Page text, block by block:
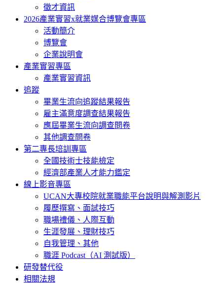
徵才資訊
2026產業實習x就業媒合博覽會專區
活動簡介
博覽會
企業說明會
產業實習專區
產業實習資訊
追蹤
畢業生流向追蹤結果報告
雇主滿意度調查結果報告
應屆畢業生流向調查問卷
其他調查問卷
第二專長培訓專區
全國技術士技能檢定
經濟部產業人才能力鑑定
線上影音專區
UCAN大專校院就業職能平台說明與解測影片
履歷撰寫、面試技巧
職場禮儀、人際互動
生涯發展、理財技巧
自我管理、其他
職涯 Podcast（AI 測試版）
研發替代役
相關法規